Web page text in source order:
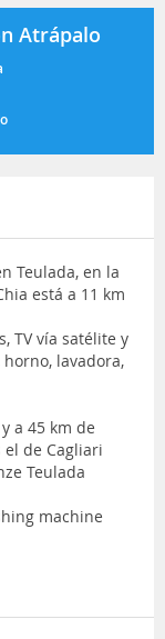
Atrápalo
Teulada, en la
está a 11 km
TV vía satélite y
lavadora,
a 45 km de
de Cagliari
Teulada
machine